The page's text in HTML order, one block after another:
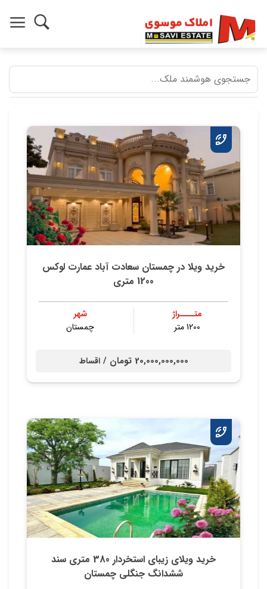
خرید ویلا در چمستان سعادت آباد عمارت لوکس
1200 متری
متــــراژ
1200 متر
شهر
چمستان
20,000,000,000 تومان / اقساط
خرید ویلای زیبای استخردار 380 متری سند
ششدانگ جنگلی چمستان